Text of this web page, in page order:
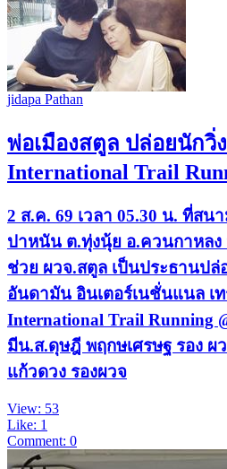
jidapa Pathan
พ่อเมืองสตูล ปล่อยนักวิ่ง
International Trail
2 ส.ค. 69 เวลา 05.30 น. ที่ส
ปาหนัน ต.ทุ่งนุ้ย อ.ควนกาหล
ช่วย ผวจ.สตูล เป็นประธานป
อันดามัน อินเตอร์เนชั่นแนล เ
International Trail Running
มีน.ส.ดุษฎี พฤกษเศรษฐ รอง ผ
แก้วดวง รองผวจ
View: 53
Like: 1
Comment: 0